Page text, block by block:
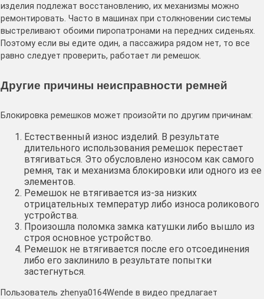
изделия подлежат восстановлению, их механизмы можно
ремонтировать. Часто в машинах при столкновении системы
выстреливают обоими пиропатронами на передних сиденьях.
Поэтому если вы едите один, а пассажира рядом нет, то все
равно следует проверить, работает ли ремешок.
Другие причины неисправности ремней
Блокировка ремешков может произойти по другим причинам:
Естественный износ изделий. В результате
длительного использования ремешок перестает
втягиваться. Это обусловлено износом как самого
ремня, так и механизма блокировки или одного из ее
элементов.
Ремешок не втягивается из-за низких
отрицательных температур либо износа роликового
устройства.
Произошла поломка замка катушки либо вышло из
строя основное устройство.
Ремешок не втягивается после его отсоединения
либо его заклинило в результате попытки
застегнуться.
Пользователь zhenya0164Wende в видео предлагает